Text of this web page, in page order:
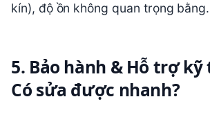
kín), độ ồn không quan trọng bằng.
5. Bảo hành & Hỗ trợ
Có sửa được nhanh?